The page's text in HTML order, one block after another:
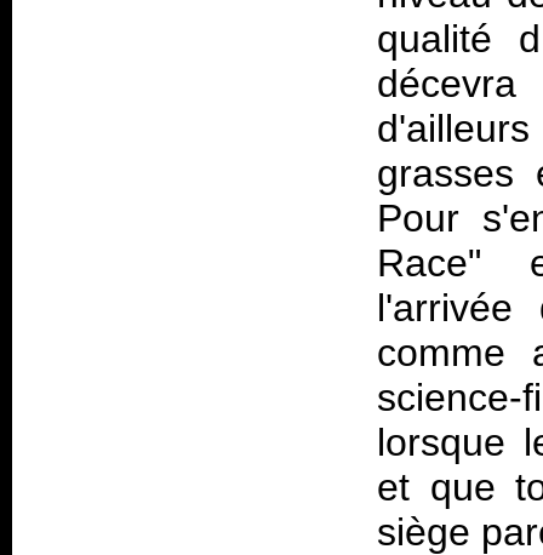
qualité
grasses
Pour
Race"
comme
lorsque
et que
siège